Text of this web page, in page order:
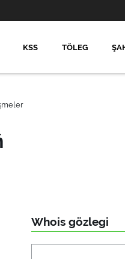
KSS TÖLEG
Whois gözlegi